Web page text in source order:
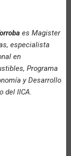
es Magister
especialista
en
Programa
y Desarrollo
del IICA.